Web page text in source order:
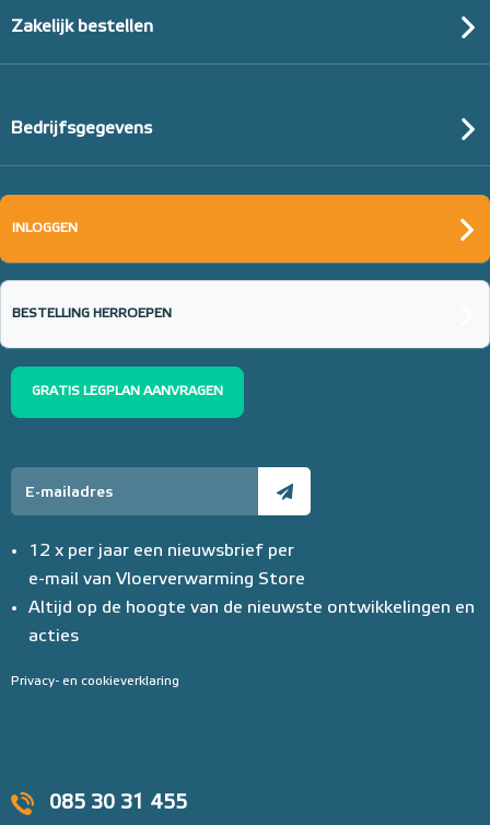
(thermisch 10m² per pak)
085 30 31 455
Zakelijk bestellen
Bedrijfsgegevens
INLOGGEN
BESTELLING HERROEPEN
GRATIS LEGPLAN AANVRAGEN
12 x per jaar een nieuwsbrief per
e-mail van Vloerverwarming Store
Altijd op de hoogte van de nieuwste ontwikkelingen en
acties
Privacy- en cookieverklaring